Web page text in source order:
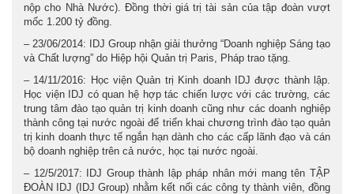
nộp cho Nhà Nước). Đồng thời giá trị tài sản của tập đoàn vượt
mốc 1.200 tỷ đồng.
– 23/06/2014: IDJ Group nhận giải thưởng “Doanh nghiệp Sáng tạo
và Chất lượng” do Hiệp hội Quản trị Paris, Pháp trao tặng.
– 14/11/2016: Học viện Quản trị Kinh doanh IDJ được thành lập.
Học viện IDJ có quan hệ hợp tác chiến lược với các trường, các
trung tâm đào tạo quản trị kinh doanh cũng như các doanh nghiệp
thành công tại nước ngoài để triển khai chương trình đào tạo quản
trị kinh doanh thực tế ngắn hạn dành cho các cấp lãnh đạo và cán
bộ doanh nghiệp trên cả nước, học tại nước ngoài.
– 12/5/2017: IDJ Group thành lập pháp nhân mới mang tên TẬP
ĐOÀN IDJ (IDJ Group) nhằm kết nối các công ty thành viên, đồng